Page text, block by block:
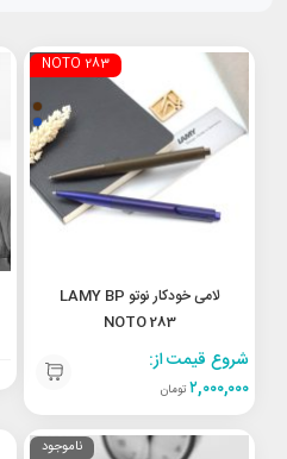
NOTO 283
لامی خودکار نوتو LAMY BP
NOTO 283
شروع قیمت از:
۲,۰۰۰,۰۰۰ تومان
ناموجود